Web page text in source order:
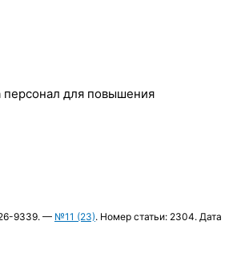
персонал для повышения
9339. — №11 (23). Номер статьи: 2304. Дата